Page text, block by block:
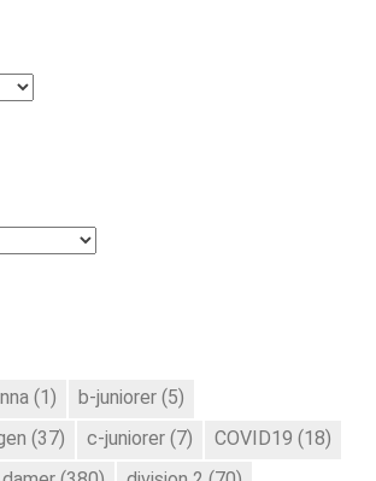
(1) b-juniorer (5)
(37) c-juniorer (7) COVID19 (18)